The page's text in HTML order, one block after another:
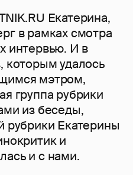
Екатерина,
в рамках смотра
интервью. И в
которым удалось
мэтром,
группа рубрики
из беседы,
рубрики Екатерины
и
и с нами.